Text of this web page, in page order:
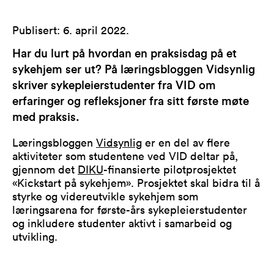
Publisert: 6. april 2022.
Har du lurt på hvordan en praksisdag på et
sykehjem ser ut? På læringsbloggen Vidsynlig
skriver sykepleierstudenter fra VID om
erfaringer og refleksjoner fra sitt første møte
med praksis.
Læringsbloggen Vidsynlig er en del av flere
aktiviteter som studentene ved VID deltar på,
gjennom det DIKU-finansierte pilotprosjektet
«Kickstart på sykehjem». Prosjektet skal bidra til å
styrke og videreutvikle sykehjem som
læringsarena for første-års sykepleierstudenter
og inkludere studenter aktivt i samarbeid og
utvikling.